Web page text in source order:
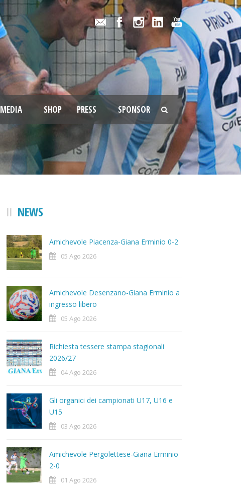
MEDIA SHOP PRESS SPONSOR
NEWS
Amichevole Piacenza-Giana Erminio 0-2
05 Ago 2026
Amichevole Desenzano-Giana Erminio a
ingresso libero
05 Ago 2026
Richiesta tessere stampa stagionali
2026/27
04 Ago 2026
Gli organici dei campionati U17, U16 e
U15
03 Ago 2026
Amichevole Pergolettese-Giana Erminio
2-0
01 Ago 2026